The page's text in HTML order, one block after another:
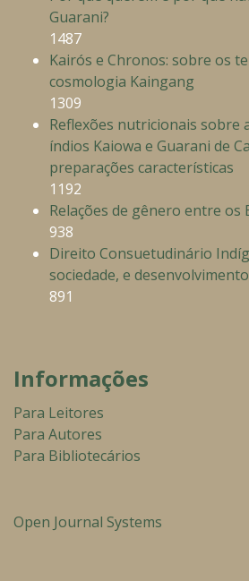
Guarani?
1487
Kairós e Chronos: sobre os
cosmologia Kaingang
1309
Reflexões nutricionais sobre
índios Kaiowa e Guarani de
preparações características
1192
Relações de gênero entre os
938
Direito Consuetudinário
sociedade, e
891
Informações
Para Leitores
Para Autores
Para Bibliotecários
Open Journal Systems